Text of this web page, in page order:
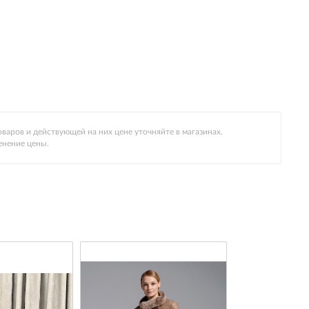
и действующей на них цене уточняйте в магазинах.
цены.